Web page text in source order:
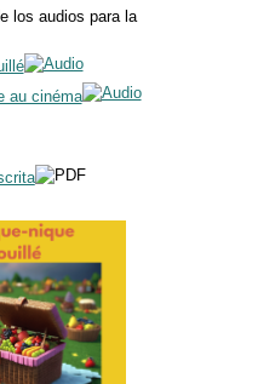
los audios para la
au cinéma